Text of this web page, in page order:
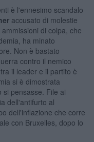
è l'ennesimo scandalo
accusato di molestie
di colpa, che
ha minato
Non è bastato
contro il nemico
il leader e il partito è
si è dimostrata
pensasse. File ai
dell'antifurto al
dell'inflazione che corre
con Bruxelles, dopo lo